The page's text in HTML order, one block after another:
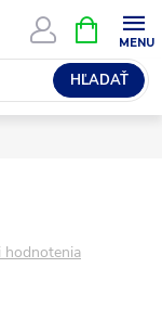
HĽADAŤ
KOŠÍK
hodnotenia